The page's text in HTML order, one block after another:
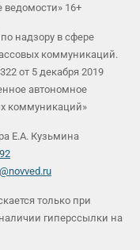
16+
надзору в сфере
коммуникаций.
от 5 декабря 2019
автономное
коммуникаций»
Е.А. Кузьмина
только при
гиперссылки на